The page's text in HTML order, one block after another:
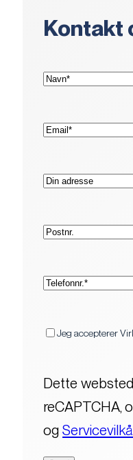
Kontakt
Navn*
E-
mail*
Adresse
Postnr.
Telefon*
Jeg accepterer
Dette
reCAPTCHA,
og